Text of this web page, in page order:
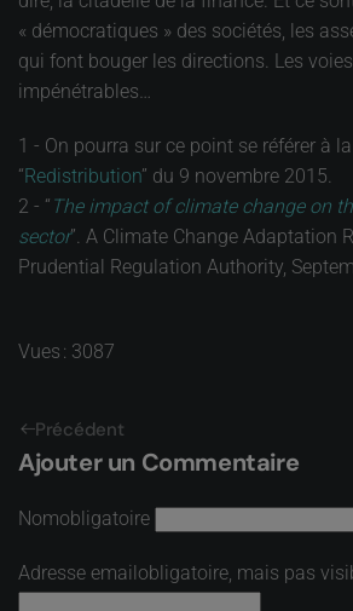
« démocratiques » des sociétés, les
qui font bouger les directions. Les
impénétrables…
1 - On pourra sur ce point se référer à
“Redistribution” du 9 novembre 2015.
2 - “ The impact of climate change on
sector”. A Climate Change Adaptation
Prudential Regulation Authority,
Vues : 3087
Précédent
Ajouter un Commentaire
Nomobligatoire
Adresse emailobligatoire, mais pas